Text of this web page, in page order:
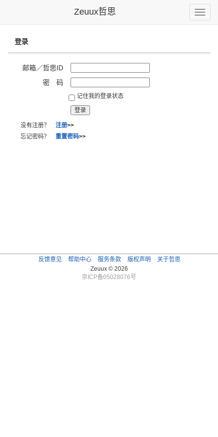
Toggle
Zeuux哲思
登录
邮箱／哲思ID
密 码
记住我的登录状态
没有注册？ 注册>>
忘记密码？ 重置密码>>
反馈意见 帮助中心 服务条款 版权声明
关于哲思
Zeuux © 2026
京ICP备05028076号